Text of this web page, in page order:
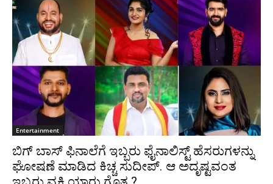
Entertainment
ಬಿಗ್ ಬಾಸ್ ಫಿನಾಲೆಗೆ ಇಬ್ಬರು ಫೈನಾಲಿಸ್ಟ್ ಹೆಸರುಗಳನ್ನು
ಘೋಷಣೆ ಮಾಡಿದ ಕಿಚ್ಚ ಸುದೀಪ್. ಆ ಅದೃಷ್ಟವಂತ